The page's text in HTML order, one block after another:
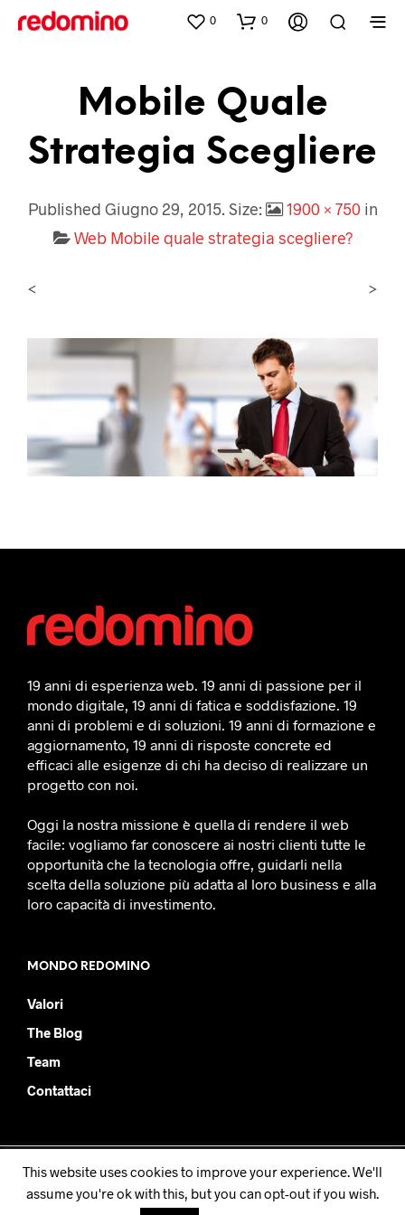
0 0
Mobile Quale
Strategia Scegliere
Published Giugno 29, 2015. Size: 1900 × 750in
Web Mobile quale strategia scegliere?
< >
19 anni di esperienza web. 19 anni di passione per il
mondo digitale, 19 anni di fatica e soddisfazione. 19
anni di problemi e di soluzioni. 19 anni di formazione e
aggiornamento, 19 anni di risposte concrete ed
efficaci alle esigenze di chi ha deciso di realizzare un
progetto con noi.
Oggi la nostra missione è quella di rendere il web
facile: vogliamo far conoscere ai nostri clienti tutte le
opportunità che la tecnologia offre, guidarli nella
scelta della soluzione più adatta al loro business e alla
loro capacità di investimento.
MONDO REDOMINO
Valori
The Blog
Team
Contattaci
Redomino SRL - PIVA IT08877930019
This website uses cookies to improve your experience. We'll
assume you're ok with this, but you can opt-out if you wish.